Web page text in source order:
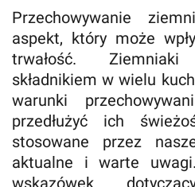
Przechowywanie
aspekt, który może
trwałość.
składnikiem w wielu
warunki
przedłużyć ich
stosowane przez
aktualne i warte
wskazówek